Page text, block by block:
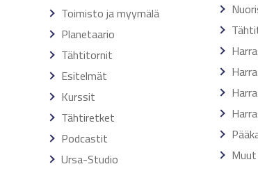
Toimisto ja myymälä
Planetaario
Tähtitornit
Esitelmät
Kurssit
Tähtiretket
Podcastit
Ursa-Studio